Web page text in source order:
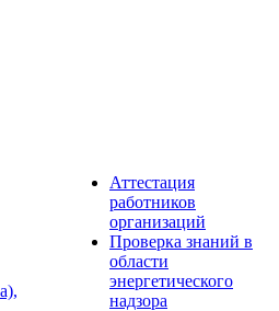
Аттестация
работников
организаций
Проверка знаний в
области
энергетического
надзора